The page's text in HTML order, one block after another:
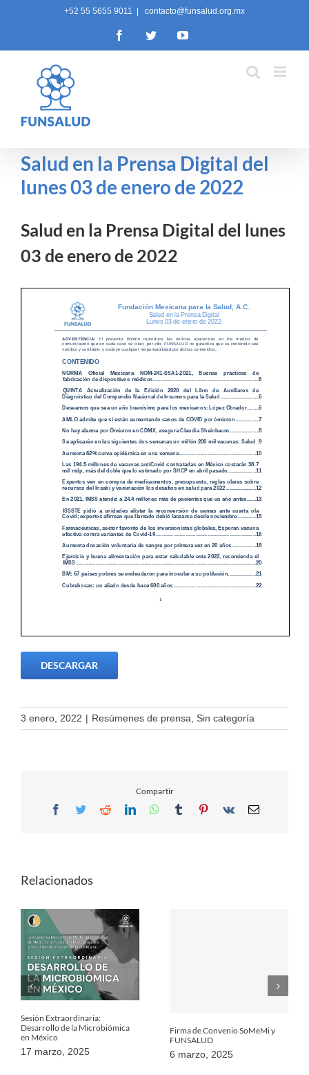
+52 55 5655 9011 contacto@funsalud.org.mx
FacebookTwitterYouTube
Salud en la Prensa Digital del
lunes 03 de enero de 2022
Salud en la Prensa Digital del lunes
03 de enero de 2022
DESCARGAR
3 enero, 2022 | Resúmenes de prensa, Sin categoría
Compartir
Facebook
TwitterRedditLinkedInWhatsApp
TumblrPinterest
Vk Email
Relacionados
Sesión Extraordinaria:
Desarrollo de la Microbiómica
en México
17 marzo, 2025
Firma de Convenio SoMeMi y
FUNSALUD
6 marzo, 2025